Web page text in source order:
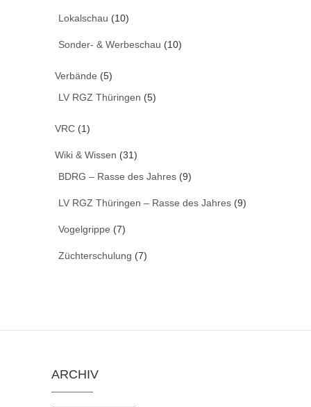
Lokalschau (10)
Sonder- & Werbeschau (10)
Verbände (5)
LV RGZ Thüringen (5)
VRC (1)
Wiki & Wissen (31)
BDRG – Rasse des Jahres (9)
LV RGZ Thüringen – Rasse des Jahres (9)
Vogelgrippe (7)
Züchterschulung (7)
ARCHIV